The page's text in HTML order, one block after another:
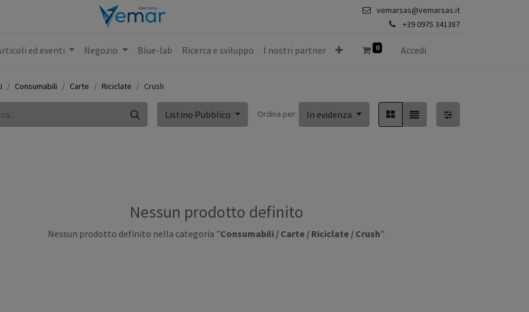
vemarsas@vemarsas.it
+39 0975 341387
ed eventi Negozio Blue-lab Ricerca e sviluppo I nostri partner 0 Accedi
Consumabili Carte Riciclate Crush
Listino Pubblico Ordina per: In evidenza
Nessun prodotto definito
Nessun prodotto definito nella categoria "Consumabili / Carte / Riciclate / Crush".